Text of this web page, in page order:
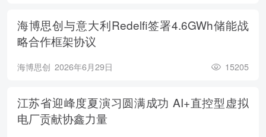
海博思创与意大利Redelfi签署4.6GWh储能战
略合作框架协议
海博思创 2026年6月29日 15205
江苏省迎峰度夏演习圆满成功 AI+直控型虚拟
电厂贡献协鑫力量